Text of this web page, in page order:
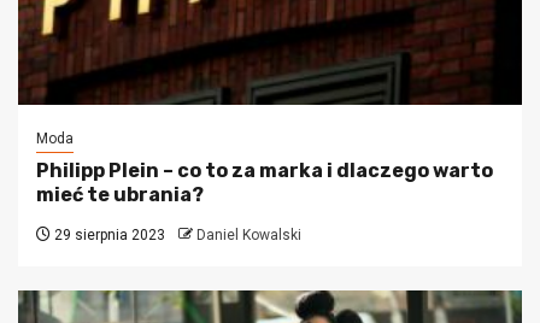
Moda
Philipp Plein – co to za marka i dlaczego warto
mieć te ubrania?
29 sierpnia 2023 Daniel Kowalski